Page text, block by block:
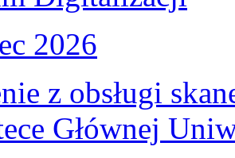
2026
z obsługi
Głównej